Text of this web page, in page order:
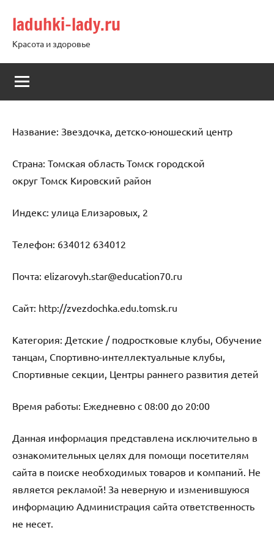
содержимому
laduhki-lady.ru
Красота и здоровье
Название: Звездочка, детско-юношеский центр
Страна: Томская область Томск городской
округ Томск Кировский район
Индекс: улица Елизаровых, 2
Телефон: 634012 634012
Почта: elizarovyh.star@education70.ru
Cайт: http://zvezdochka.edu.tomsk.ru
Категория: Детские / подростковые клубы, Обучение
танцам, Спортивно-интеллектуальные клубы,
Спортивные секции, Центры раннего развития детей
Время работы: Ежедневно с 08:00 до 20:00
Данная информация представлена исключительно в
ознакомительных целях для помощи посетителям
сайта в поиске необходимых товаров и компаний. Не
является рекламой! За неверную и изменившуюся
информацию Администрация сайта ответственность
не несет.